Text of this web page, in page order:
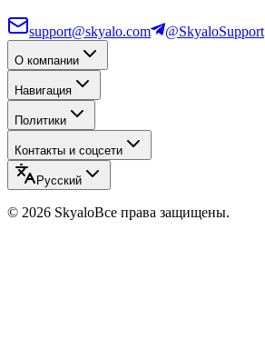
support@skyalo.com @SkyaloSupport
О компании
Навигация
Политики
Контакты и соцсети
Русский
© 2026 SkyaloВсе права защищены.